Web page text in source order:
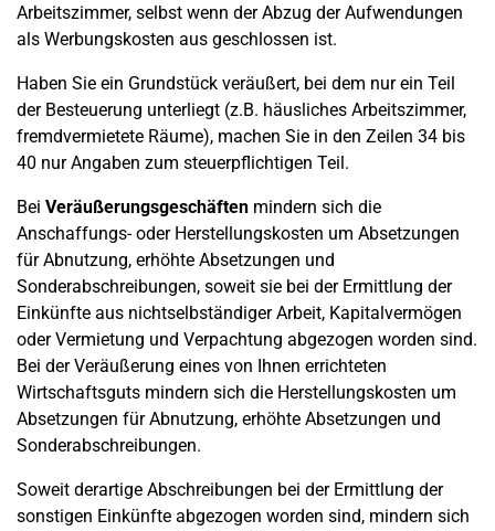
Arbeitszimmer, selbst wenn der Abzug der Aufwendungen
als Werbungskosten aus geschlossen ist.
Haben Sie ein Grundstück veräußert, bei dem nur ein Teil
der Besteuerung unterliegt (z.B. häusliches Arbeitszimmer,
fremdvermietete Räume), machen Sie in den Zeilen 34 bis
40 nur Angaben zum steuerpflichtigen Teil.
Bei Veräußerungsgeschäften mindern sich die
Anschaffungs- oder Herstellungskosten um Absetzungen
für Abnutzung, erhöhte Absetzungen und
Sonderabschreibungen, soweit sie bei der Ermittlung der
Einkünfte aus nichtselbständiger Arbeit, Kapitalvermögen
oder Vermietung und Verpachtung abgezogen worden sind.
Bei der Veräußerung eines von Ihnen errichteten
Wirtschaftsguts mindern sich die Herstellungskosten um
Absetzungen für Abnutzung, erhöhte Absetzungen und
Sonderabschreibungen.
Soweit derartige Abschreibungen bei der Ermittlung der
sonstigen Einkünfte abgezogen worden sind, mindern sich